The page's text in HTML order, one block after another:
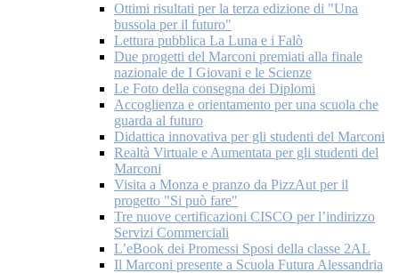
Ottimi risultati per la terza edizione di "Una
bussola per il futuro"
Lettura pubblica La Luna e i Falò
Due progetti del Marconi premiati alla finale
nazionale de I Giovani e le Scienze
Le Foto della consegna dei Diplomi
Accoglienza e orientamento per una scuola che
guarda al futuro
Didattica innovativa per gli studenti del Marconi
Realtà Virtuale e Aumentata per gli studenti del
Marconi
Visita a Monza e pranzo da PizzAut per il
progetto "Si può fare"
Tre nuove certificazioni CISCO per l’indirizzo
Servizi Commerciali
L’eBook dei Promessi Sposi della classe 2AL
Il Marconi presente a Scuola Futura Alessandria